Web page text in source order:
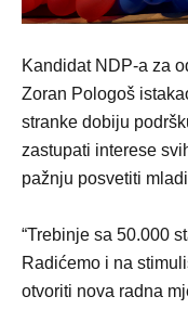
Kandidat NDP-a za
Zoran Pologoš
stranke dobiju
zastupati interese
pažnju posvetiti
“Trebinje sa 50.000
Radićemo i na
otvoriti nova radna